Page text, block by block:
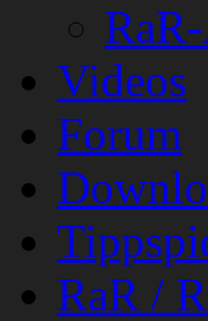
Videos
Forum
RaR /